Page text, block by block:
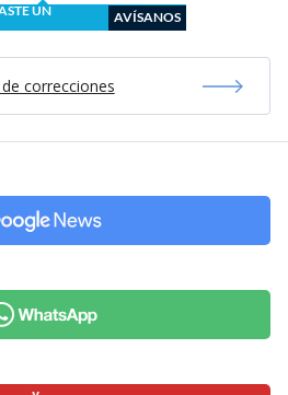
UN
AVÍSANOS
correcciones